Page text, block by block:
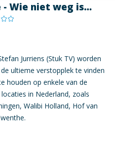
- Wie niet weg is…
Jurriens (Stuk TV) worden
ultieme verstopplek te vinden
houden op enkele van de
in Nederland, zoals
Walibi Holland, Hof van